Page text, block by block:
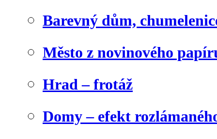
Barevný dům,
Město z novinového
Hrad – frotáž
Domy – efekt